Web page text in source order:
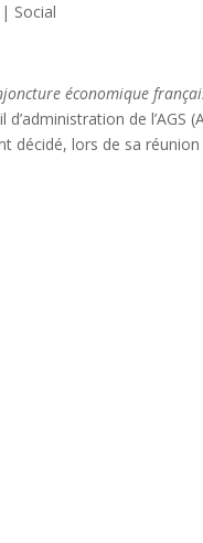
| Social
économique
d’administration de
décidé, lors de sa